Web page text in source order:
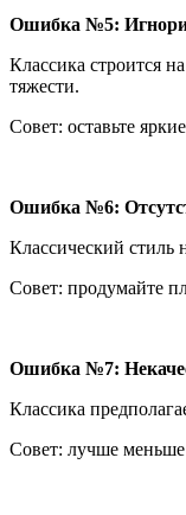
Ошибка №5:
Классика строится
тяжести.
Совет: оставьте
Ошибка №6:
Классический
Совет: продумайте
Ошибка №7:
Классика
Совет: лучше меньше